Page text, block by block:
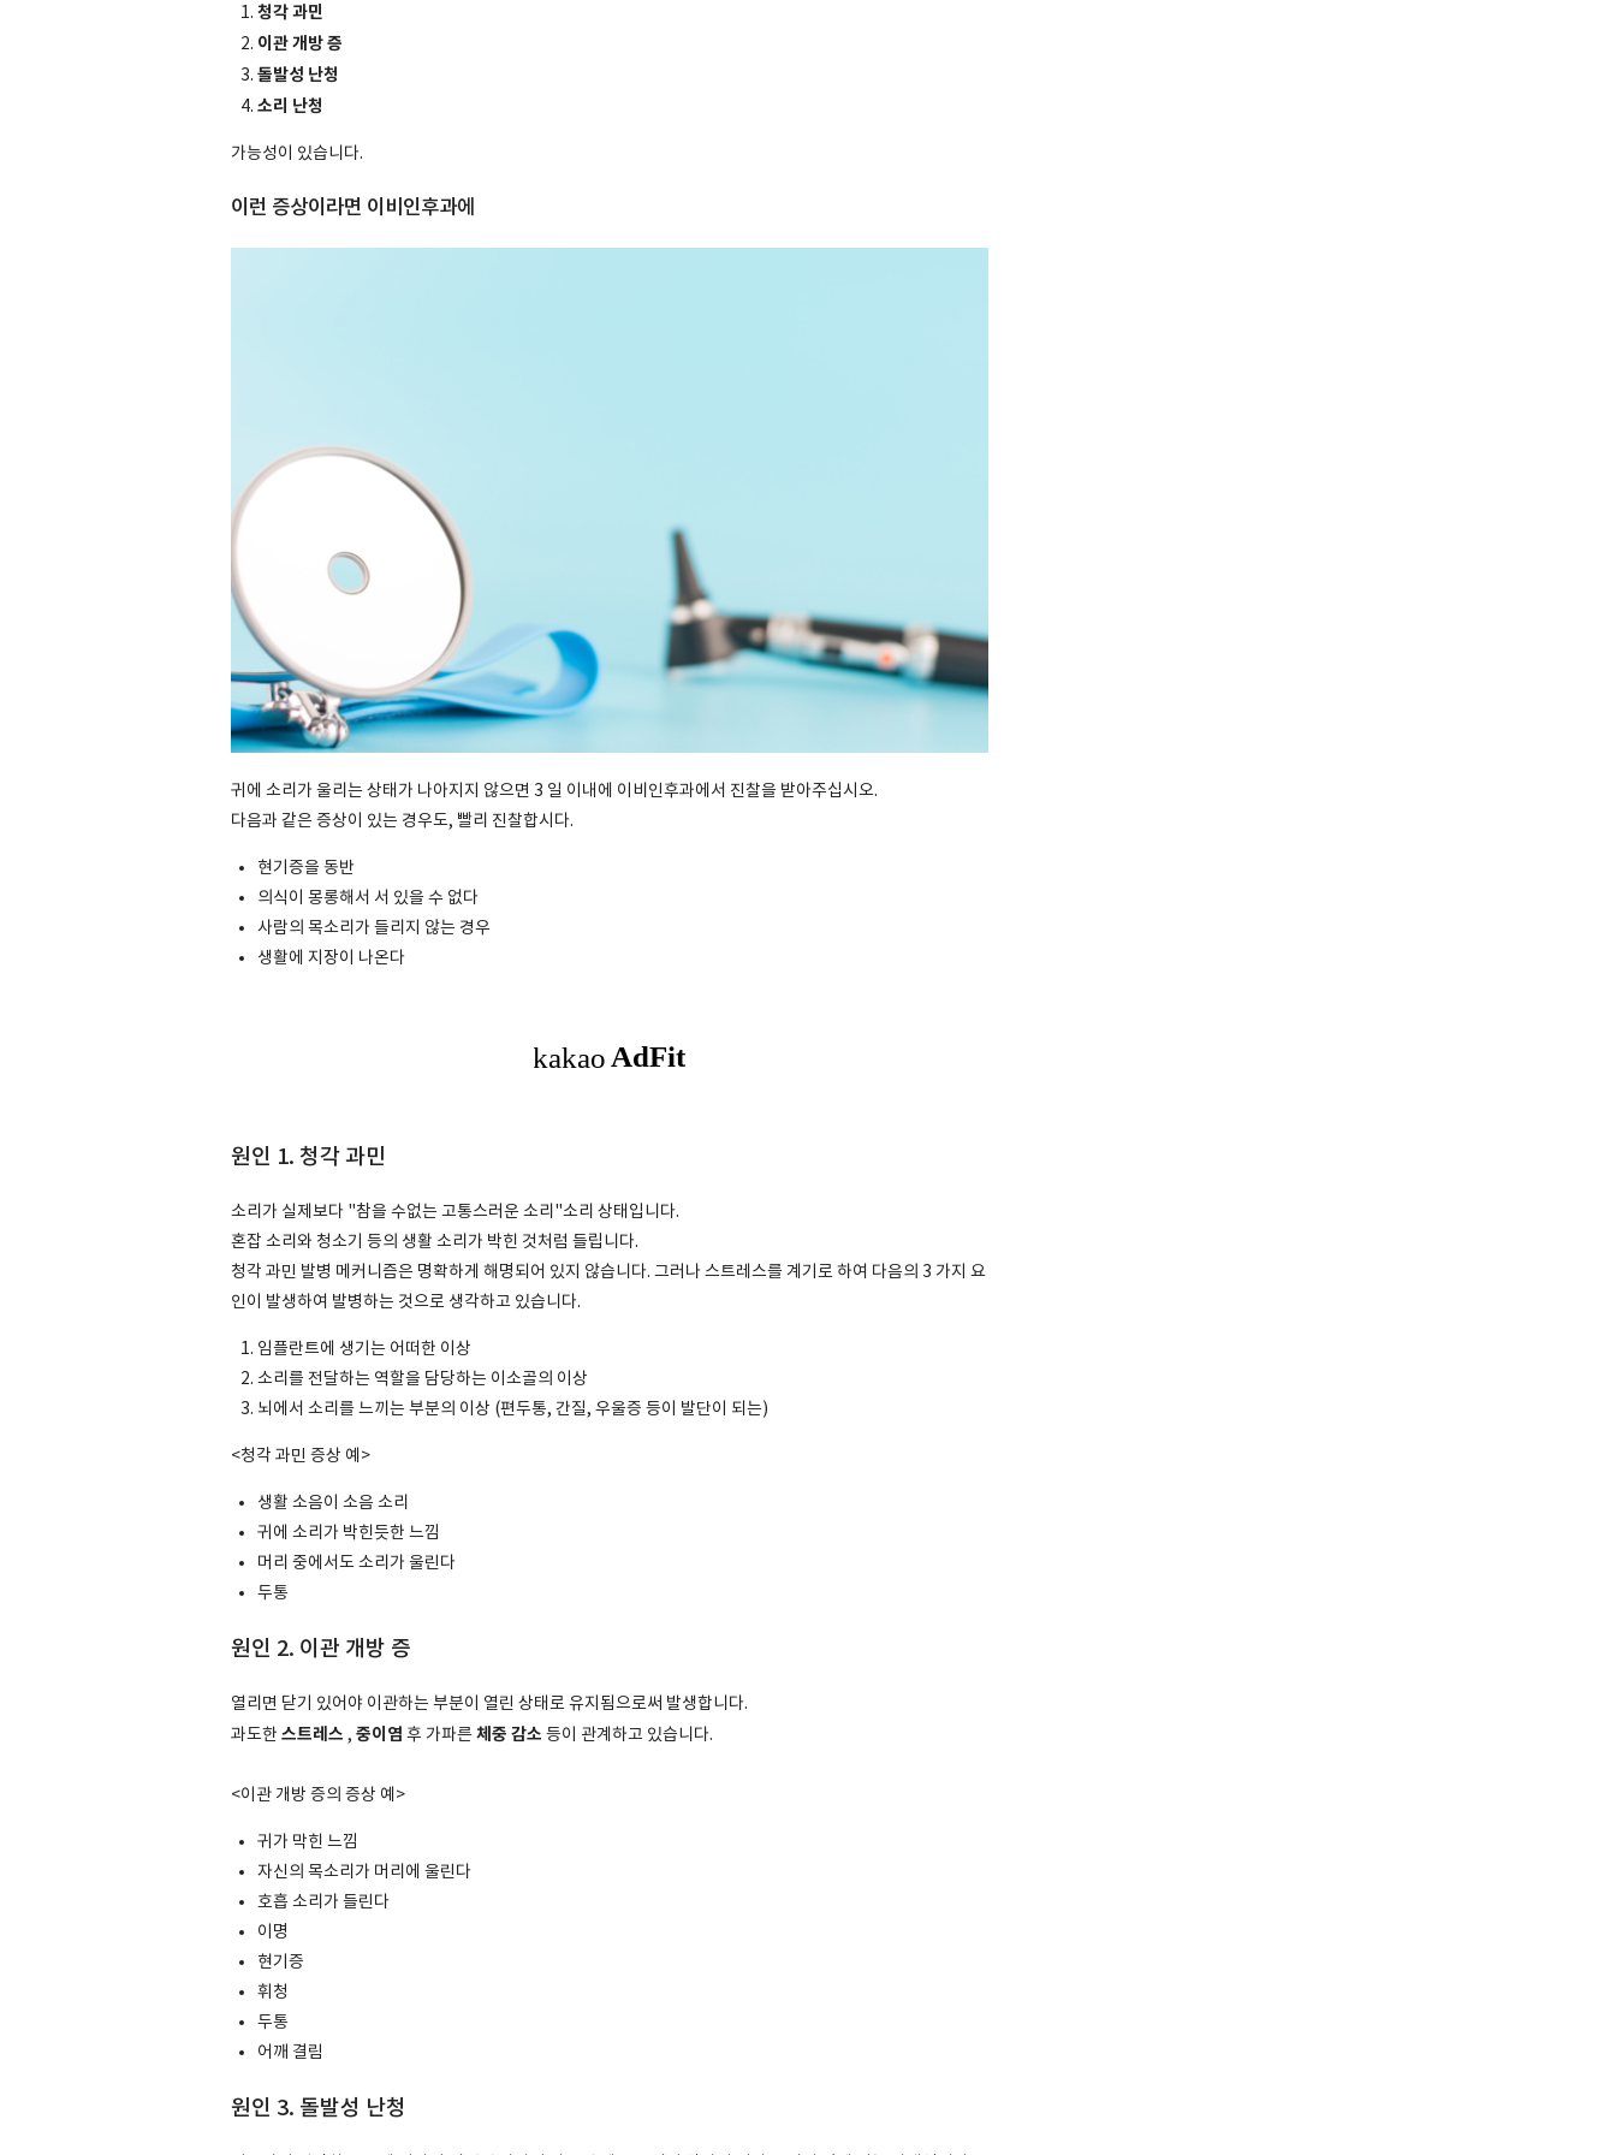
청각 과민
이관 개방 증
돌발성 난청
소리 난청
가능성이 있습니다.
이런 증상이라면 이비인후과에
귀에 소리가 울리는 상태가 나아지지 않으면 3 일 이내에 이비인후과에서 진찰을 받아주십시오.
다음과 같은 증상이 있는 경우도, 빨리 진찰합시다.
현기증을 동반
의식이 몽롱해서 서 있을 수 없다
사람의 목소리가 들리지 않는 경우
생활에 지장이 나온다
원인 1. 청각 과민
소리가 실제보다 "참을 수없는 고통스러운 소리"소리 상태입니다.
혼잡 소리와 청소기 등의 생활 소리가 박힌 것처럼 들립니다.
청각 과민 발병 메커니즘은 명확하게 해명되어 있지 않습니다. 그러나 스트레스를 계기로 하여 다음의 3 가지 요
인이 발생하여 발병하는 것으로 생각하고 있습니다.
임플란트에 생기는 어떠한 이상
소리를 전달하는 역할을 담당하는 이소골의 이상
뇌에서 소리를 느끼는 부분의 이상 (편두통, 간질, 우울증 등이 발단이 되는)
<청각 과민 증상 예>
생활 소음이 소음 소리
귀에 소리가 박힌듯한 느낌
머리 중에서도 소리가 울린다
두통
원인 2. 이관 개방 증
열리면 닫기 있어야 이관하는 부분이 열린 상태로 유지됨으로써 발생합니다.
과도한 스트레스 , 중이염 후 가파른체중 감소 등이 관계하고 있습니다.
<이관 개방 증의 증상 예>
귀가 막힌 느낌
자신의 목소리가 머리에 울린다
호흡 소리가 들린다
이명
현기증
휘청
두통
어깨 결림
원인 3. 돌발성 난청